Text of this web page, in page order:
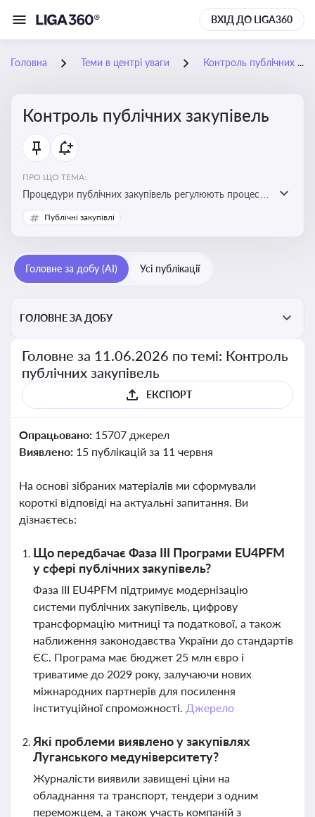
ВХІД ДО LIGA360
Головна Теми в центрі уваги Контроль публічних закупівель
Контроль публічних закупівель
ПРО ЩО ТЕМА:
Процедури публічних закупівель регулюють процес
придбання товарів, робіт і послуг державними
органами та підприємствами. Розуміння цих
юристам і бухгалтерам — забезпечити відповідність
законодавству
Публічні закупівлі
Головне за добу (AI) Усі публікації
ГОЛОВНЕ ЗА ДОБУ
Головне за 11.06.2026 по темі: Контроль
публічних закупівель
ЕКСПОРТ
Опрацьовано: 15707 джерел
Виявлено: 15 публікацій за 11 червня
На основі зібраних матеріалів ми сформували
короткі відповіді на актуальні запитання. Ви
дізнаєтесь:
Що передбачає Фаза ІІІ Програми EU4PFM
у сфері публічних закупівель?
Фаза ІІІ EU4PFM підтримує модернізацію
системи публічних закупівель, цифрову
трансформацію митниці та податкової, а також
наближення законодавства України до стандартів
ЄС. Програма має бюджет 25 млн євро і
триватиме до 2029 року, залучаючи нових
міжнародних партнерів для посилення
інституційної спроможності. Джерело
Які проблеми виявлено у закупівлях
Луганського медуніверситету?
Журналісти виявили завищені ціни на
обладнання та транспорт, тендери з одним
переможцем, а також участь компаній з